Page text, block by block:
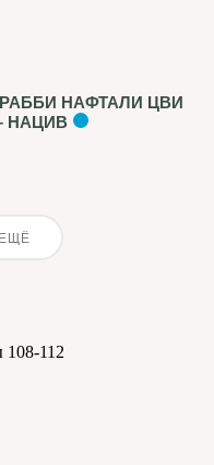
НАФТАЛИ ЦВИ
НАЦИВ
108-112